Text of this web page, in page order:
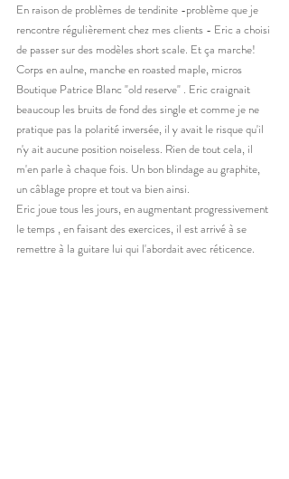
En raison de problèmes de tendinite -problème que je
rencontre régulièrement chez mes clients - Eric a choisi
de passer sur des modèles short scale. Et ça marche!
Corps en aulne, manche en roasted maple, micros
Boutique Patrice Blanc "old reserve" . Eric craignait
beaucoup les bruits de fond des single et comme je ne
pratique pas la polarité inversée, il y avait le risque qu'il
n'y ait aucune position noiseless. Rien de tout cela, il
m'en parle à chaque fois. Un bon blindage au graphite,
un câblage propre et tout va bien ainsi.
Eric joue tous les jours, en augmentant progressivement
le temps , en faisant des exercices, il est arrivé à se
remettre à la guitare lui qui l'abordait avec réticence.